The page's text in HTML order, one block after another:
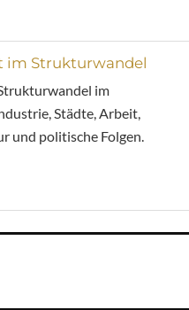
im Strukturwandel
im
Städte, Arbeit,
und politische Folgen.